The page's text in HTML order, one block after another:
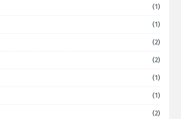
(1)
(1)
(2)
(2)
(1)
(1)
(2)